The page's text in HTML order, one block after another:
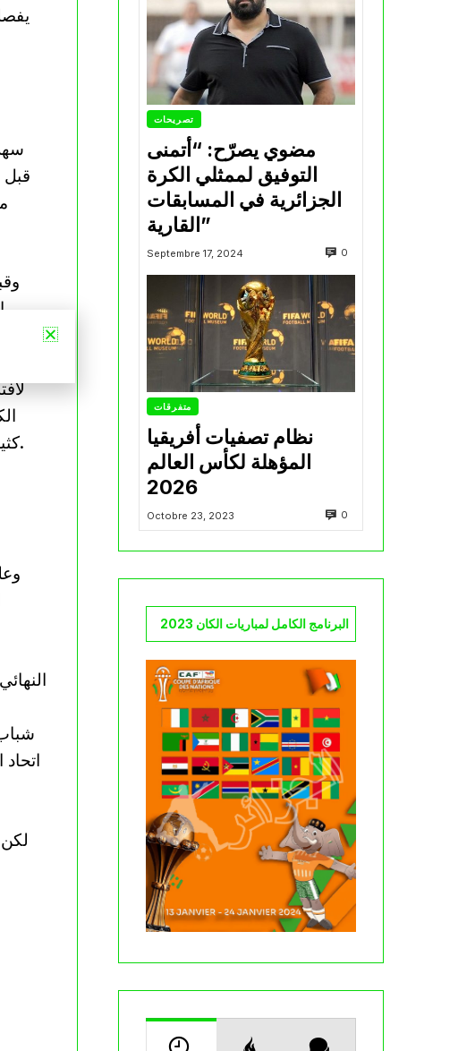
قبل
ففي
كثيرون أن العاصمة تحبس أنفاسها انتظارا لليلة قد تتحول فيها شوارعها إلى بحر أخضر وأحمر.
تصريحات
مضوي يصرّح: “أتمنى
التوفيق لممثلي الكرة
الجزائرية في المسابقات
القارية”
Septembre 17, 2024 0
متفرقات
نظام تصفيات أفريقيا
المؤهلة لكأس العالم
2026
Octobre 23, 2023 0
البرنامج الكامل لمباريات الكان 2023